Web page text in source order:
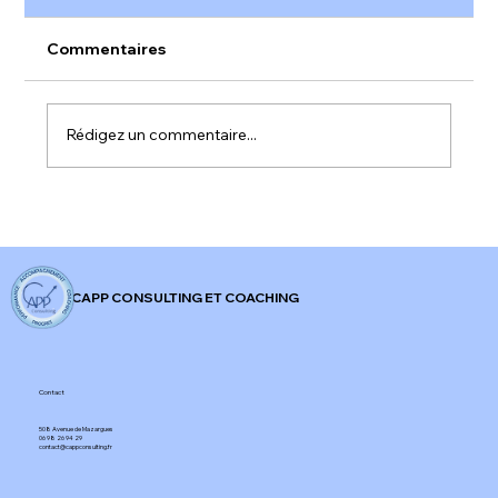
cherchez la clarté."
Commentaires
Rédigez un commentaire...
CAPP CONSULTING ET COACHING
Contact
508 Avenue de Mazargues​
06 98 26 94 29​
contact@cappconsulting.fr